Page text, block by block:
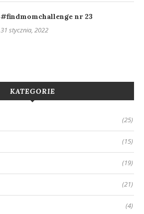
#findmomchallenge nr 23
31 stycznia, 2022
KATEGORIE
(25)
(15)
(19)
(21)
(4)